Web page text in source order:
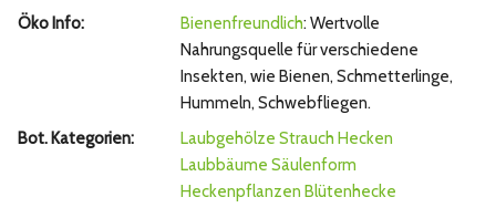
Öko Info:
Bienenfreundlich: Wertvolle
Nahrungsquelle für verschiedene
Insekten, wie Bienen, Schmetterlinge,
Hummeln, Schwebfliegen.
Bot. Kategorien:
Laubgehölze Strauch Hecken
Laubbäume Säulenform
Heckenpflanzen Blütenhecke